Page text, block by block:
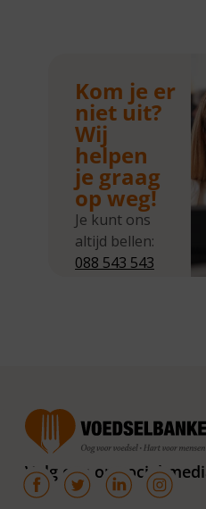
Kom je er
niet uit?
Wij
helpen
je graag
op weg!
Je kunt ons
altijd bellen:
088 543 543
van 10.00 –
16.00 uur. Op
de vrijdagen
zijn wij
Volg ons op social